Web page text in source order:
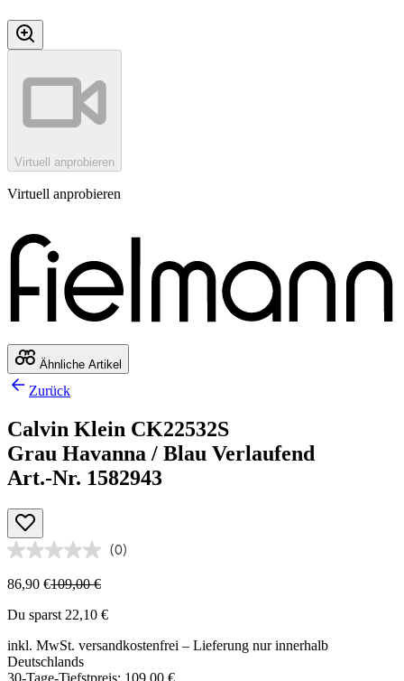
Virtuell anprobieren
Virtuell anprobieren
Ähnliche Artikel
Zurück
Calvin Klein CK22532S
Grau Havanna / Blau Verlaufend
Art.-Nr. 1582943
(0)
86,90 €109,00 €
Du sparst 22,10 €
inkl. MwSt. versandkostenfrei – Lieferung nur innerhalb
Deutschlands
30-Tage-Tiefstpreis: 109,00 €